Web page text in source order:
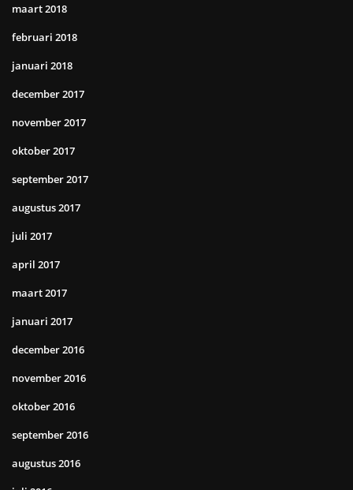
maart 2018
februari 2018
januari 2018
december 2017
november 2017
oktober 2017
september 2017
augustus 2017
juli 2017
april 2017
maart 2017
januari 2017
december 2016
november 2016
oktober 2016
september 2016
augustus 2016